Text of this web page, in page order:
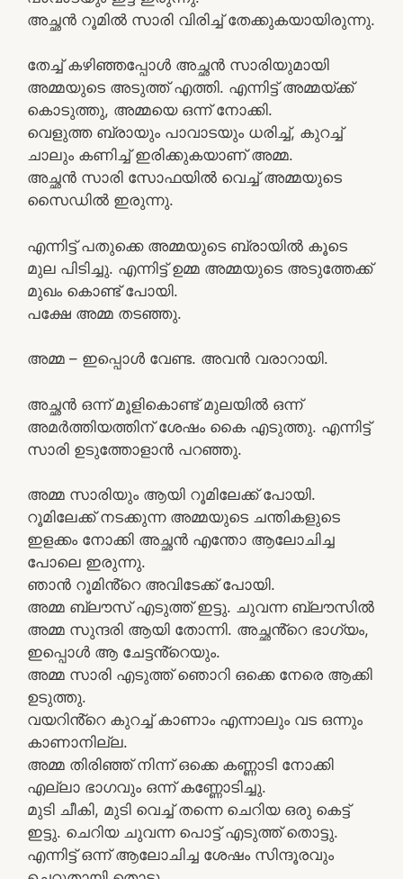
അച്ഛൻ റൂമിൽ സാരി വിരിച്ച് തേക്കുകയായിരുന്നു.
തേച്ച് കഴിഞ്ഞപ്പോൾ അച്ഛൻ സാരിയുമായി
അമ്മയുടെ അടുത്ത് എത്തി. എന്നിട്ട് അമ്മയ്ക്ക്
കൊടുത്തു, അമ്മയെ ഒന്ന് നോക്കി.
വെളുത്ത ബ്രായും പാവാടയും ധരിച്ച്, കുറച്ച്
ചാലും കണിച്ച് ഇരിക്കുകയാണ് അമ്മ.
അച്ഛൻ സാരി സോഫയിൽ വെച്ച് അമ്മയുടെ
സൈഡിൽ ഇരുന്നു.
എന്നിട്ട് പതുക്കെ അമ്മയുടെ ബ്രായിൽ കൂടെ
മുല പിടിച്ചു. എന്നിട്ട് ഉമ്മ അമ്മയുടെ അടുത്തേക്ക്
മുഖം കൊണ്ട് പോയി.
പക്ഷേ അമ്മ തടഞ്ഞു.
അമ്മ – ഇപ്പൊൾ വേണ്ട. അവൻ വരാറായി.
അച്ഛൻ ഒന്ന് മൂളികൊണ്ട് മുലയിൽ ഒന്ന്
അമർത്തിയത്തിന് ശേഷം കൈ എടുത്തു. എന്നിട്ട്
സാരി ഉടുത്തോളാൻ പറഞ്ഞു.
അമ്മ സാരിയും ആയി റൂമിലേക്ക് പോയി.
റൂമിലേക്ക് നടക്കുന്ന അമ്മയുടെ ചന്തികളുടെ
ഇളക്കം നോക്കി അച്ഛൻ എന്തോ ആലോചിച്ച
പോലെ ഇരുന്നു.
ഞാൻ റൂമിൻ്റെ അവിടേക്ക് പോയി.
അമ്മ ബ്ലൗസ് എടുത്ത് ഇട്ടു. ചുവന്ന ബ്ലൗസിൽ
അമ്മ സുന്ദരി ആയി തോന്നി. അച്ഛൻ്റെ ഭാഗ്യം,
ഇപ്പൊൾ ആ ചേട്ടൻ്റെയും.
അമ്മ സാരി എടുത്ത് ഞൊറി ഒക്കെ നേരെ ആക്കി
ഉടുത്തു.
വയറിൻ്റെ കുറച്ച് കാണാം എന്നാലും വട ഒന്നും
കാണാനില്ല.
അമ്മ തിരിഞ്ഞ് നിന്ന് ഒക്കെ കണ്ണാടി നോക്കി
എല്ലാ ഭാഗവും ഒന്ന് കണ്ണോടിച്ചു.
മുടി ചീകി, മുടി വെച്ച് തന്നെ ചെറിയ ഒരു കെട്ട്
ഇട്ടു. ചെറിയ ചുവന്ന പൊട്ട് എടുത്ത് തൊട്ടു.
എന്നിട്ട് ഒന്ന് ആലോചിച്ച ശേഷം സിന്ദൂരവും